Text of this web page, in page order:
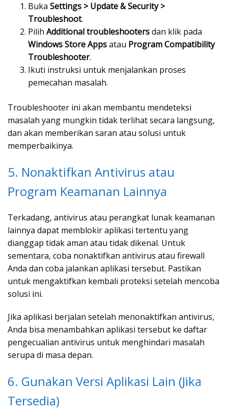
Buka Settings > Update & Security >
Troubleshoot.
Pilih Additional troubleshootersdan klik pada
Windows Store Appsatau Program Compatibility
Troubleshooter.
Ikuti instruksi untuk menjalankan proses
pemecahan masalah.
Troubleshooter ini akan membantu mendeteksi
masalah yang mungkin tidak terlihat secara langsung,
dan akan memberikan saran atau solusi untuk
memperbaikinya.
5. Nonaktifkan Antivirus atau
Program Keamanan Lainnya
Terkadang, antivirus atau perangkat lunak keamanan
lainnya dapat memblokir aplikasi tertentu yang
dianggap tidak aman atau tidak dikenal. Untuk
sementara, coba nonaktifkan antivirus atau firewall
Anda dan coba jalankan aplikasi tersebut. Pastikan
untuk mengaktifkan kembali proteksi setelah mencoba
solusi ini.
Jika aplikasi berjalan setelah menonaktifkan antivirus,
Anda bisa menambahkan aplikasi tersebut ke daftar
pengecualian antivirus untuk menghindari masalah
serupa di masa depan.
6. Gunakan Versi Aplikasi Lain (Jika
Tersedia)